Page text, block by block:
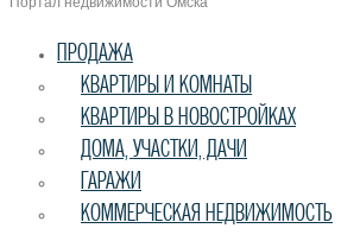
ПРОДАЖА
КВАРТИРЫ И КОМНАТЫ
КВАРТИРЫ В НОВОСТРОЙКАХ
ДОМА, УЧАСТКИ, ДАЧИ
ГАРАЖИ
КОММЕРЧЕСКАЯ НЕДВИЖИМОСТЬ